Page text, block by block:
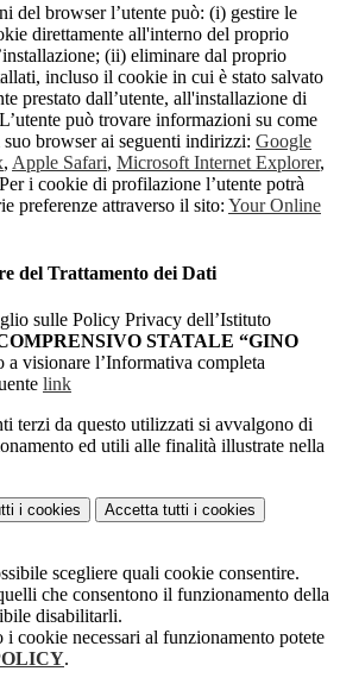
del browser l’utente può: (i) gestire le
direttamente all'interno del proprio
(ii) eliminare dal proprio
incluso il cookie in cui è stato salvato
prestato dall’utente, all'installazione di
può trovare informazioni su come
browser ai seguenti indirizzi: Google
, Apple Safari, Microsoft Internet Explorer,
i cookie di profilazione l’utente potrà
preferenze attraverso il sito: Your Online
del Trattamento dei Dati
sulle Policy Privacy dell’Istituto
STATALE “GINO
visionare l’Informativa completa
link
terzi da questo utilizzati si avvalgono di
ed utili alle finalità illustrate nella
i cookies Accetta tutti i cookies
scegliere quali cookie consentire.
che consentono il funzionamento della
disabilitarli.
i cookie necessari al funzionamento potete
.